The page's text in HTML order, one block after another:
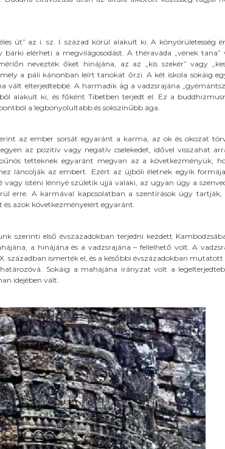
út” az i. sz. I. század körül alakult ki. A könyörületesség
elérheti a megvilágosodást. A théraváda „vének tana”
nevezték őket hinájána, az az „kis szekér” vagy
a páli kánonban leírt tanokat őrzi. A két iskola sokáig
vált elterjedtebbé. A harmadik ág a vadzsrajána
alakult ki, és főként Tibetben terjedt el. Ez a
a legbonyolultabb és sokszínűbb ága.
az ember sorsát egyaránt a karma, az ok és okozat
az pozitív vagy negatív cselekedet, idővel visszahat
tetteknek egyaránt megvan az a következményük,
láncolják az embert. Ezért az újbóli életnek egyik
isteni lénnyé születik ujjá valaki, az ugyan úgy a
erre. A karmával kapcsolatban a szentírások úgy tartják,
azok következményeiért egyaránt.
szerinti első évszázadokban terjedni kezdett
a hinájána és a vadzsrajána – fellelhető volt. A
században ismerték el, és a későbbi évszázadokban
Sokáig a mahájána irányzat volt a
idejében vált.